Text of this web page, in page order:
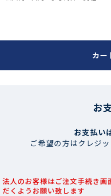
カー
お
お支払い
ご希望の方はクレジ
法人のお客様はご注文手続き
だくようお願い致します